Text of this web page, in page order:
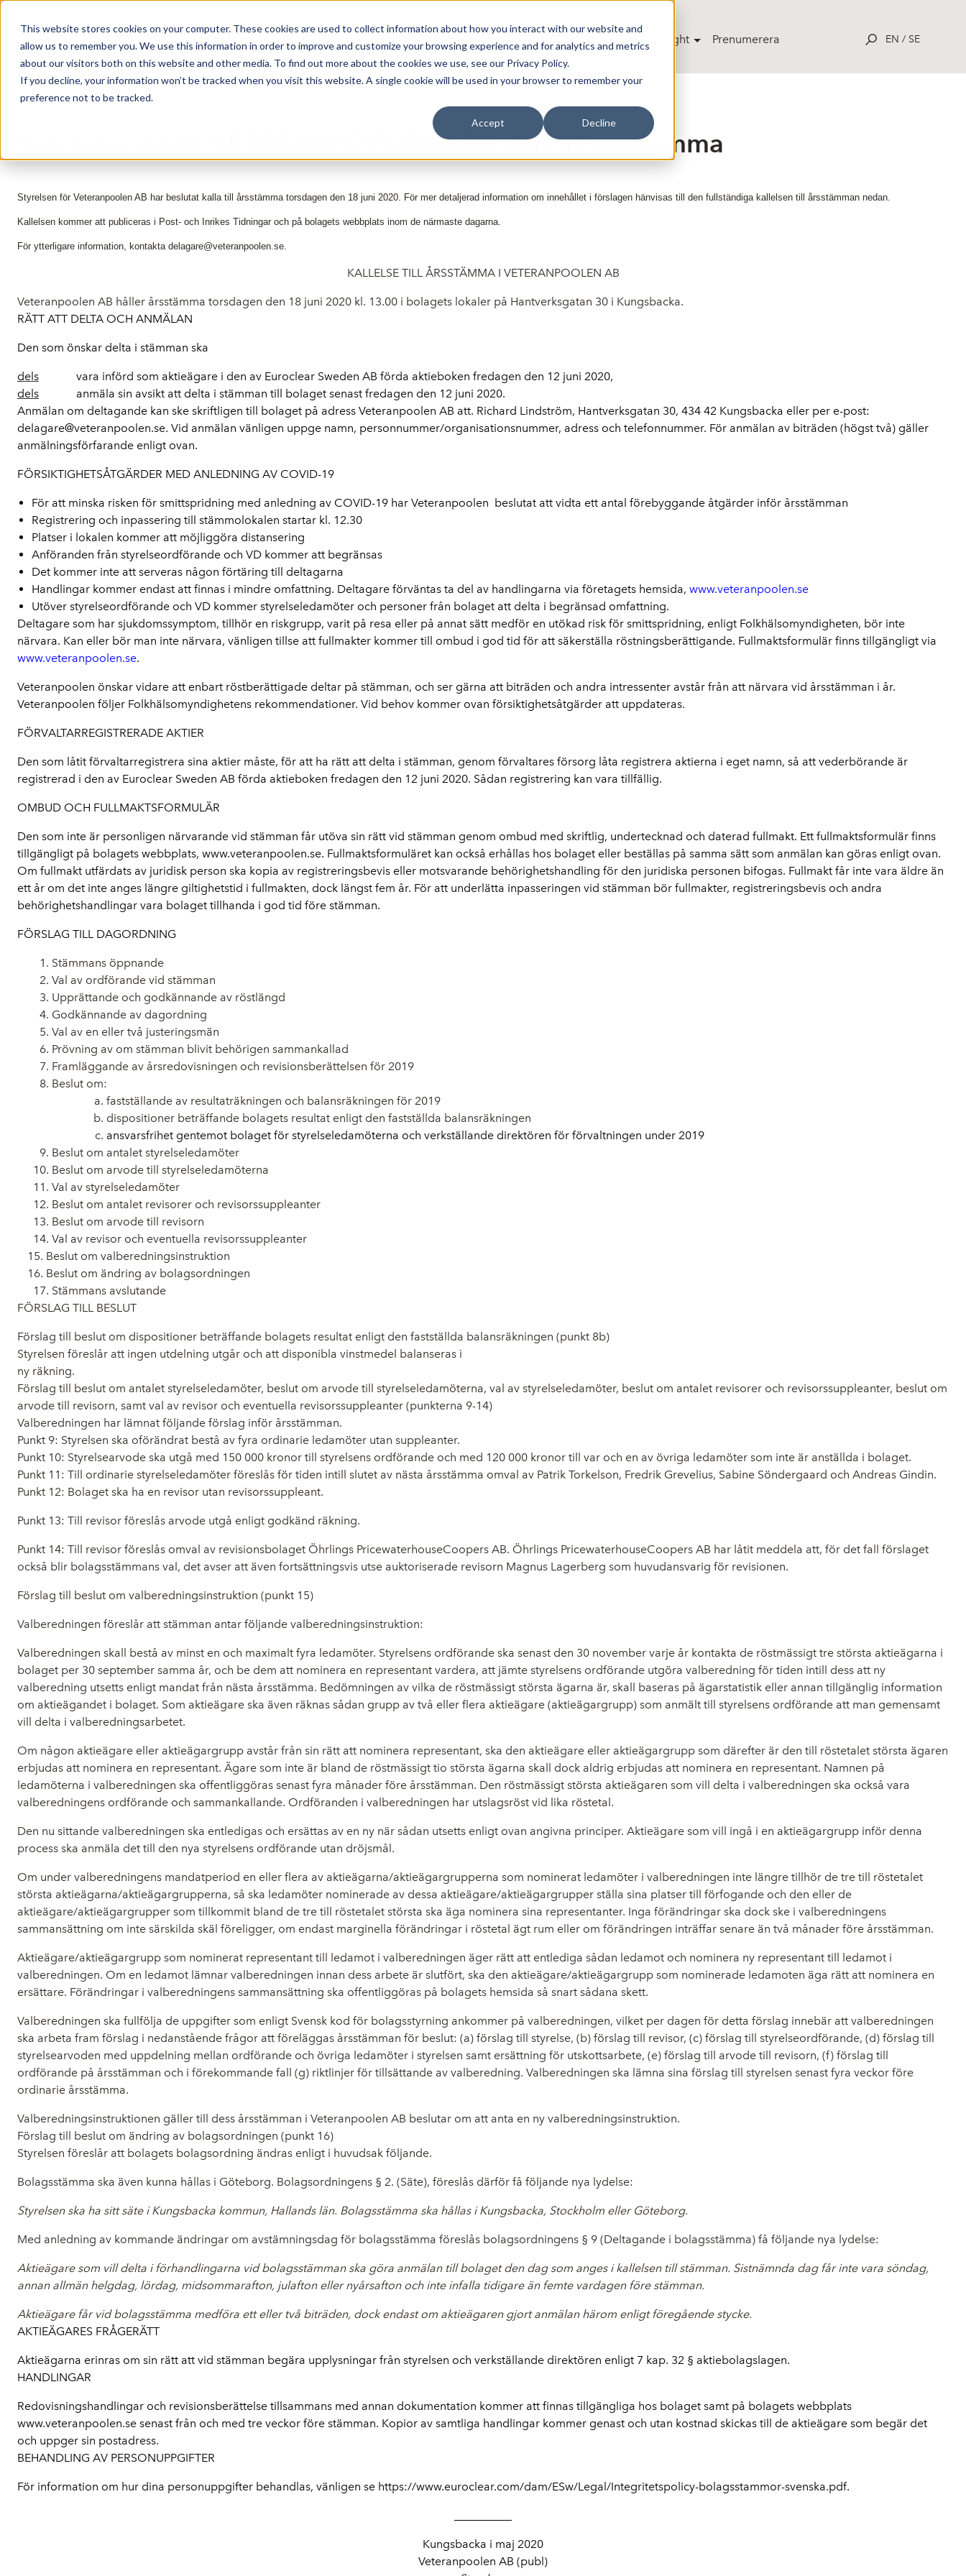
This website stores cookies on your computer. These cookies are used to collect information about how you interact with our website and
allow us to remember you. We use this information in order to improve and customize your browsing experience and for analytics and metrics
about our visitors both on this website and other media. To find out more about the cookies we use, see our Privacy Policy.
If you decline, your information won’t be tracked when you visit this website. A single cookie will be used in your browser to remember your
preference not to be tracked.
Accept Decline
Om Spotlight Prenumerera EN / SE
Press release from Companies
Veteranpoolen: VETERANPOOLEN AB kallar till årsstämma
Styrelsen för Veteranpoolen AB har beslutat kalla till årsstämma torsdagen den 18 juni 2020. För mer detaljerad information om innehållet i förslagen hänvisas till den fullständiga kallelsen till årsstämman nedan.
Kallelsen kommer att publiceras i Post- och Inrikes Tidningar och på bolagets webbplats inom de närmaste dagarna.
För ytterligare information, kontakta delagare@veteranpoolen.se.
KALLELSE TILL ÅRSSTÄMMA I VETERANPOOLEN AB
Veteranpoolen AB håller årsstämma torsdagen den 18 juni 2020 kl. 13.00 i bolagets lokaler på Hantverksgatan 30 i Kungsbacka.
RÄTT ATT DELTA OCH ANMÄLAN
Den som önskar delta i stämman ska
delsvara införd som aktieägare i den av Euroclear Sweden AB förda aktieboken fredagen den 12 juni 2020,
dels anmäla sin avsikt att delta i stämman till bolaget senast fredagen den 12 juni 2020.
Anmälan om deltagande kan ske skriftligen till bolaget på adress Veteranpoolen AB att. Richard Lindström, Hantverksgatan 30, 434 42 Kungsbacka eller per e-post:
delagare@veteranpoolen.se. Vid anmälan vänligen uppge namn, personnummer/organisationsnummer, adress och telefonnummer. För anmälan av biträden (högst två) gäller
anmälningsförfarande enligt ovan.
FÖRSIKTIGHETSÅTGÄRDER MED ANLEDNING AV COVID-19
För att minska risken för smittspridning med anledning av COVID-19 har Veteranpoolen beslutat att vidta ett antal förebyggande åtgärder inför årsstämman
Registrering och inpassering till stämmolokalen startar kl. 12.30
Platser i lokalen kommer att möjliggöra distansering
Anföranden från styrelseordförande och VD kommer att begränsas
Det kommer inte att serveras någon förtäring till deltagarna
Handlingar kommer endast att finnas i mindre omfattning. Deltagare förväntas ta del av handlingarna via företagets hemsida, www.veteranpoolen.se
Utöver styrelseordförande och VD kommer styrelseledamöter och personer från bolaget att delta i begränsad omfattning.
Deltagare som har sjukdomssymptom, tillhör en riskgrupp, varit på resa eller på annat sätt medför en utökad risk för smittspridning, enligt Folkhälsomyndigheten, bör inte
närvara. Kan eller bör man inte närvara, vänligen tillse att fullmakter kommer till ombud i god tid för att säkerställa röstningsberättigande. Fullmaktsformulär finns tillgängligt via
www.veteranpoolen.se.
Veteranpoolen önskar vidare att enbart röstberättigade deltar på stämman, och ser gärna att biträden och andra intressenter avstår från att närvara vid årsstämman i år.
Veteranpoolen följer Folkhälsomyndighetens rekommendationer. Vid behov kommer ovan försiktighetsåtgärder att uppdateras.
FÖRVALTARREGISTRERADE AKTIER
Den som låtit förvaltarregistrera sina aktier måste, för att ha rätt att delta i stämman, genom förvaltares försorg låta registrera aktierna i eget namn, så att vederbörande är
registrerad i den av Euroclear Sweden AB förda aktieboken fredagen den 12 juni 2020. Sådan registrering kan vara tillfällig.
OMBUD OCH FULLMAKTSFORMULÄR
Den som inte är personligen närvarande vid stämman får utöva sin rätt vid stämman genom ombud med skriftlig, undertecknad och daterad fullmakt. Ett fullmaktsformulär finns
tillgängligt på bolagets webbplats, www.veteranpoolen.se. Fullmaktsformuläret kan också erhållas hos bolaget eller beställas på samma sätt som anmälan kan göras enligt ovan.
Om fullmakt utfärdats av juridisk person ska kopia av registreringsbevis eller motsvarande behörighetshandling för den juridiska personen bifogas. Fullmakt får inte vara äldre än
ett år om det inte anges längre giltighetstid i fullmakten, dock längst fem år. För att underlätta inpasseringen vid stämman bör fullmakter, registreringsbevis och andra
behörighetshandlingar vara bolaget tillhanda i god tid före stämman.
FÖRSLAG TILL DAGORDNING
Stämmans öppnande
Val av ordförande vid stämman
Upprättande och godkännande av röstlängd
Godkännande av dagordning
Val av en eller två justeringsmän
Prövning av om stämman blivit behörigen sammankallad
Framläggande av årsredovisningen och revisionsberättelsen för 2019
Beslut om:
fastställande av resultaträkningen och balansräkningen för 2019
dispositioner beträffande bolagets resultat enligt den fastställda balansräkningen
ansvarsfrihet gentemot bolaget för styrelseledamöterna och verkställande direktören för förvaltningen under 2019
Beslut om antalet styrelseledamöter
Beslut om arvode till styrelseledamöterna
Val av styrelseledamöter
Beslut om antalet revisorer och revisorssuppleanter
Beslut om arvode till revisorn
Val av revisor och eventuella revisorssuppleanter
Beslut om valberedningsinstruktion
Beslut om ändring av bolagsordningen
Stämmans avslutande
FÖRSLAG TILL BESLUT
Förslag till beslut om dispositioner beträffande bolagets resultat enligt den fastställda balansräkningen (punkt 8b)
Styrelsen föreslår att ingen utdelning utgår och att disponibla vinstmedel balanseras i
ny räkning.
Förslag till beslut om antalet styrelseledamöter, beslut om arvode till styrelseledamöterna, val av styrelseledamöter, beslut om antalet revisorer och revisorssuppleanter, beslut om
arvode till revisorn, samt val av revisor och eventuella revisorssuppleanter (punkterna 9-14)
Valberedningen har lämnat följande förslag inför årsstämman.
Punkt 9: Styrelsen ska oförändrat bestå av fyra ordinarie ledamöter utan suppleanter.
Punkt 10: Styrelsearvode ska utgå med 150 000 kronor till styrelsens ordförande och med 120 000 kronor till var och en av övriga ledamöter som inte är anställda i bolaget.
Punkt 11 : Till ordinarie styrelseledamöter föreslås för tiden intill slutet av nästa årsstämma omval av Patrik Torkelson, Fredrik Grevelius, Sabine Söndergaard och Andreas Gindin.
Punkt 12: Bolaget ska ha en revisor utan revisorssuppleant.
Punkt 13: Till revisor föreslås arvode utgå enligt godkänd räkning.
Punkt 14: Till revisor föreslås omval av revisionsbolaget Öhrlings PricewaterhouseCoopers AB. Öhrlings PricewaterhouseCoopers AB har låtit meddela att, för det fall förslaget
också blir bolagsstämmans val, det avser att även fortsättningsvis utse auktoriserade revisorn Magnus Lagerberg som huvudansvarig för revisionen.
Förslag till beslut om valberedningsinstruktion (punkt 15)
Valberedningen föreslår att stämman antar följande valberedningsinstruktion:
Valberedningen skall bestå av minst en och maximalt fyra ledamöter. Styrelsens ordförande ska senast den 30 november varje år kontakta de röstmässigt tre största aktieägarna i
bolaget per 30 september samma år, och be dem att nominera en representant vardera, att jämte styrelsens ordförande utgöra valberedning för tiden intill dess att ny
valberedning utsetts enligt mandat från nästa årsstämma. Bedömningen av vilka de röstmässigt största ägarna är, skall baseras på ägarstatistik eller annan tillgänglig information
om aktieägandet i bolaget. Som aktieägare ska även räknas sådan grupp av två eller flera aktieägare (aktieägargrupp) som anmält till styrelsens ordförande att man gemensamt
vill delta i valberedningsarbetet.
Om någon aktieägare eller aktieägargrupp avstår från sin rätt att nominera representant, ska den aktieägare eller aktieägargrupp som därefter är den till röstetalet största ägaren
erbjudas att nominera en representant. Ägare som inte är bland de röstmässigt tio största ägarna skall dock aldrig erbjudas att nominera en representant. Namnen på
ledamöterna i valberedningen ska offentliggöras senast fyra månader före årsstämman. Den röstmässigt största aktieägaren som vill delta i valberedningen ska också vara
valberedningens ordförande och sammankallande. Ordföranden i valberedningen har utslagsröst vid lika röstetal.
Den nu sittande valberedningen ska entledigas och ersättas av en ny när sådan utsetts enligt ovan angivna principer. Aktieägare som vill ingå i en aktieägargrupp inför denna
process ska anmäla det till den nya styrelsens ordförande utan dröjsmål.
Om under valberedningens mandatperiod en eller flera av aktieägarna/aktieägargrupperna som nominerat ledamöter i valberedningen inte längre tillhör de tre till röstetalet
största aktieägarna/aktieägargrupperna, så ska ledamöter nominerade av dessa aktieägare/aktieägargrupper ställa sina platser till förfogande och den eller de
aktieägare/aktieägargrupper som tillkommit bland de tre till röstetalet största ska äga nominera sina representanter. Inga förändringar ska dock ske i valberedningens
sammansättning om inte särskilda skäl föreligger, om endast marginella förändringar i röstetal ägt rum eller om förändringen inträffar senare än två månader före årsstämman.
Aktieägare/aktieägargrupp som nominerat representant till ledamot i valberedningen äger rätt att entlediga sådan ledamot och nominera ny representant till ledamot i
valberedningen. Om en ledamot lämnar valberedningen innan dess arbete är slutfört, ska den aktieägare/aktieägargrupp som nominerade ledamoten äga rätt att nominera en
ersättare. Förändringar i valberedningens sammansättning ska offentliggöras på bolagets hemsida så snart sådana skett.
Valberedningen ska fullfölja de uppgifter som enligt Svensk kod för bolagsstyrning ankommer på valberedningen, vilket per dagen för detta förslag innebär att valberedningen
ska arbeta fram förslag i nedanstående frågor att föreläggas årsstämman för beslut: (a) förslag till styrelse, (b) förslag till revisor, (c) förslag till styrelseordförande, (d) förslag till
styrelsearvoden med uppdelning mellan ordförande och övriga ledamöter i styrelsen samt ersättning för utskottsarbete, (e) förslag till arvode till revisorn, (f) förslag till
ordförande på årsstämman och i förekommande fall (g) riktlinjer för tillsättande av valberedning. Valberedningen ska lämna sina förslag till styrelsen senast fyra veckor före
ordinarie årsstämma.
Valberedningsinstruktionen gäller till dess årsstämman i Veteranpoolen AB beslutar om att anta en ny valberedningsinstruktion.
Förslag till beslut om ändring av bolagsordningen (punkt 16)
Styrelsen föreslår att bolagets bolagsordning ändras enligt i huvudsak följande.
Bolagsstämma ska även kunna hållas i Göteborg. Bolagsordningens § 2. (Säte), föreslås därför få följande nya lydelse:
Styrelsen ska ha sitt säte i Kungsbacka kommun, Hallands län. Bolagsstämma ska hållas i Kungsbacka, Stockholm eller Göteborg.
Med anledning av kommande ändringar om avstämningsdag för bolagsstämma föreslås bolagsordningens § 9 (Deltagande i bolagsstämma) få följande nya lydelse:
Aktieägare som vill delta i förhandlingarna vid bolagsstämman ska göra anmälan till bolaget den dag som anges i kallelsen till stämman. Sistnämnda dag får inte vara söndag,
annan allmän helgdag, lördag, midsommarafton, julafton eller nyårsafton och inte infalla tidigare än femte vardagen före stämman.
Aktieägare får vid bolagsstämma medföra ett eller två biträden, dock endast om aktieägaren gjort anmälan härom enligt föregående stycke.
AKTIEÄGARES FRÅGERÄTT
Aktieägarna erinras om sin rätt att vid stämman begära upplysningar från styrelsen och verkställande direktören enligt 7 kap. 32 § aktiebolagslagen.
HANDLINGAR
Redovisningshandlingar och revisionsberättelse tillsammans med annan dokumentation kommer att finnas tillgängliga hos bolaget samt på bolagets webbplats
www.veteranpoolen.se senast från och med tre veckor före stämman. Kopior av samtliga handlingar kommer genast och utan kostnad skickas till de aktieägare som begär det
och uppger sin postadress.
BEHANDLING AV PERSONUPPGIFTER
För information om hur dina personuppgifter behandlas, vänligen se https://www.euroclear.com/dam/ESw/Legal/Integritetspolicy-bolagsstammor-svenska.pdf.
Kungsbacka i maj 2020
Veteranpoolen AB (publ)